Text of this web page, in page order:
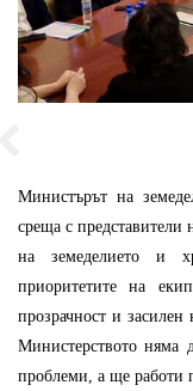
Министърът на
среща с
на земеделието и
приоритетите на
прозрачност и
Министерството няма
проблеми, а ще работи